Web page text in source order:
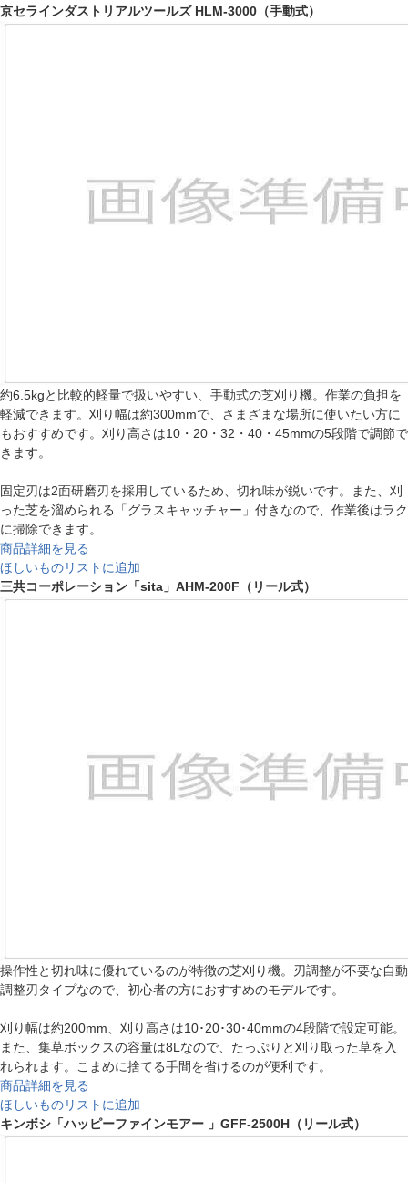
京セラインダストリアルツールズ HLM-3000（手動式）
約6.5kgと比較的軽量で扱いやすい、手動式の芝刈り機。作業の負担を
軽減できます。刈り幅は約300mmで、さまざまな場所に使いたい方に
もおすすめです。刈り高さは10・20・32・40・45mmの5段階で調節で
きます。
固定刃は2面研磨刃を採用しているため、切れ味が鋭いです。また、刈
った芝を溜められる「グラスキャッチャー」付きなので、作業後はラク
に掃除できます。
商品詳細を見る
ほしいものリストに追加
三共コーポレーション「sita」AHM-200F（リール式）
操作性と切れ味に優れているのが特徴の芝刈り機。刃調整が不要な自動
調整刃タイプなので、初心者の方におすすめのモデルです。
刈り幅は約200mm、刈り高さは10･20･30･40mmの4段階で設定可能。
また、集草ボックスの容量は8Lなので、たっぷりと刈り取った草を入
れられます。こまめに捨てる手間を省けるのが便利です。
商品詳細を見る
ほしいものリストに追加
キンボシ「ハッピーファインモアー 」GFF-2500H（リール式）